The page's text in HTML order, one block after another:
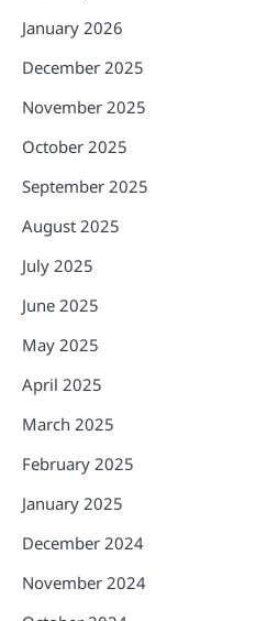
January 2026
December 2025
November 2025
October 2025
September 2025
August 2025
July 2025
June 2025
May 2025
April 2025
March 2025
February 2025
January 2025
December 2024
November 2024